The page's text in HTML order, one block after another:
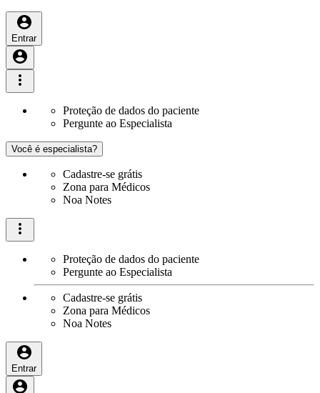
Entrar
Proteção de dados do paciente
Pergunte ao Especialista
Você é especialista?
Cadastre-se grátis
Zona para Médicos
Noa Notes
Proteção de dados do paciente
Pergunte ao Especialista
Cadastre-se grátis
Zona para Médicos
Noa Notes
Entrar